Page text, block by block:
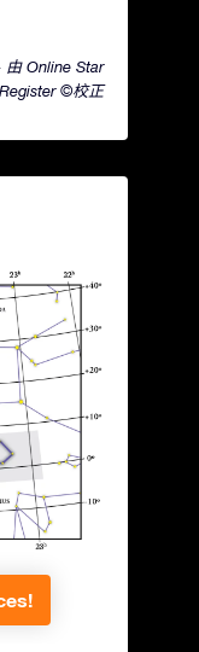
由 Online Star
Register ©校正